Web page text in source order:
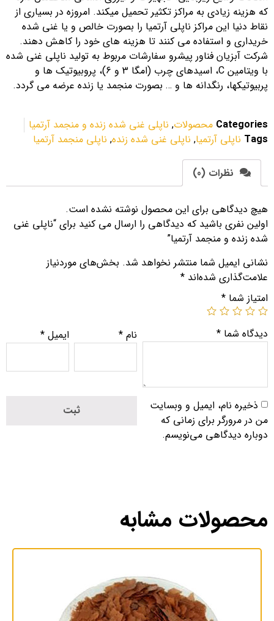
که هزینه زیادی به مراکز تکثیر تحمیل میکند. امروزه در بسیاری از
نقاط دنیا این مراکز ناپلی آرتمیا را بصورت خالص و یا غنی شده
خریداری و استفاده می کنند تا هزینه های خود را کاهش دهند.
شرکت آبزیان فناور پیشرو سفارشات مربوط به تولید ناپلی غنی شده
با ویتامین C، اسیدهای چرب (امگا 3 و 6)، پروبیوتیک ها و
پربیوتیکها، رنگدانه ها و … بصورت منجمد یا زنده عرضه می گردد.
Categories محصولات, ناپلی غنی شده زنده و منجمد آرتمیا
Tags ناپلی آرتمیا, ناپلی غنی شده زنده, ناپلی منجمد آرتمیا
نظرات (0)
هیچ دیدگاهی برای این محصول نوشته نشده است.
اولین نفری باشید که دیدگاهی را ارسال می کنید برای “ناپلی غنی
شده زنده و منجمد آرتمیا”
نشانی ایمیل شما منتشر نخواهد شد. بخش‌های موردنیاز
علامت‌گذاری شده‌اند *
امتیاز شما *
دیدگاه شما * نام * ایمیل*
ذخیره نام، ایمیل و وبسایت
من در مرورگر برای زمانی که
دوباره دیدگاهی می‌نویسم.
محصولات مشابه